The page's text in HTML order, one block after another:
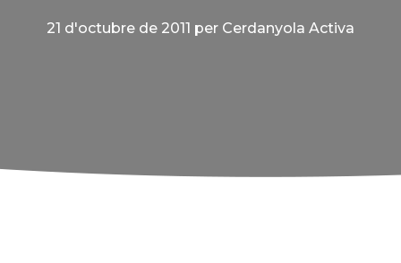
21 d'octubre de 2011 per Cerdanyola Activa